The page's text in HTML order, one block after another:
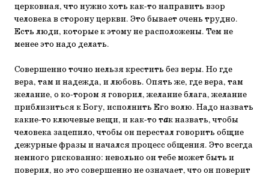
церковная, что нужно хоть как-то направить взор
человека в сторону церкви. Это бывает очень трудно.
Есть люди, которые к этому не расположены. Тем не
менее это надо делать.
Совершенно точно нельзя крестить без веры. Но где
вера, там и надежда, и любовь. Опять же, где вера, там
желание, о ко-тором я говорил, желание блага, желание
приблизиться к Богу, исполнить Его волю. Надо назвать
какие-то ключевые вещи, и как-то так назвать, чтобы
человека зацепило, чтобы он перестал говорить общие
дежурные фразы и начался процесс общения. Это всегда
немного рискованно: невольно он тебе может быть и
поверил, но это совершенно не означает, что он поверит